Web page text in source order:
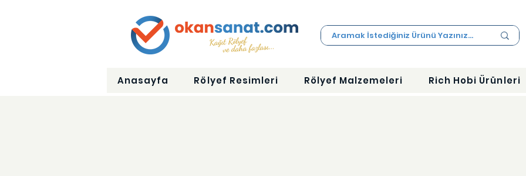
Anasayfa Rölyef Resimleri Rölyef Malzemeleri Rich Hobi Ürünleri